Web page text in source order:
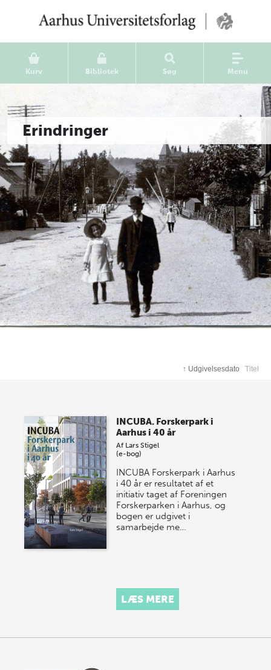
Kurv Bibliotek Søg Menu
Erindringer
↑ Udgivelsesdato Titel
INCUBA. Forskerpark i
Aarhus i 40 år
Af Lars Stigel
(e-bog)
INCUBA Forskerpark i Aarhus
i 40 år er resultatet af et
initiativ taget af Foreningen
Forskerparken i Aarhus, og
bogen er udgivet i
samarbejde me…
LÆS MERE